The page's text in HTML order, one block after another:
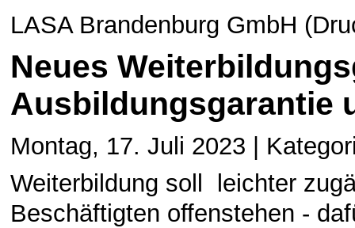
LASA Brandenburg GmbH
Neues
Ausbildungsgarantie
Montag, 17. Juli 2023 |
Weiterbildung soll leichter
Beschäftigten offenstehen -